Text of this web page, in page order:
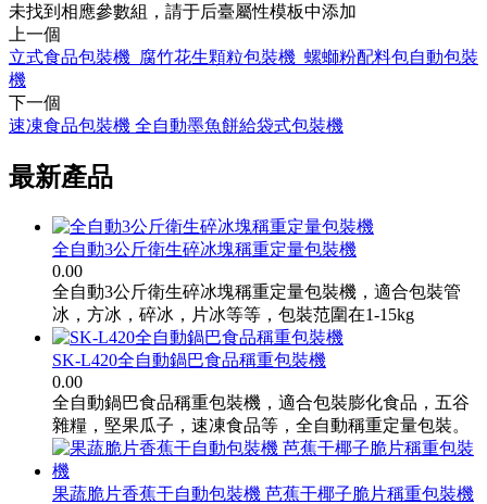
未找到相應參數組，請于后臺屬性模板中添加
上一個
立式食品包裝機_腐竹花生顆粒包裝機_螺螄粉配料包自動包裝
機
下一個
速凍食品包裝機 全自動墨魚餅給袋式包裝機
最新產品
全自動3公斤衛生碎冰塊稱重定量包裝機
0.00
全自動3公斤衛生碎冰塊稱重定量包裝機，適合包裝管
冰，方冰，碎冰，片冰等等，包裝范圍在1-15kg
SK-L420全自動鍋巴食品稱重包裝機
0.00
全自動鍋巴食品稱重包裝機，適合包裝膨化食品，五谷
雜糧，堅果瓜子，速凍食品等，全自動稱重定量包裝。
果蔬脆片香蕉干自動包裝機 芭蕉干椰子脆片稱重包裝機